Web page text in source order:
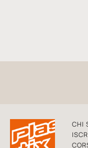
CHI